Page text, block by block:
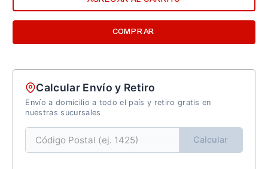
COMPRAR
Calcular Envío y Retiro
Envío a domicilio a todo el país y retiro gratis en
nuestras sucursales
Calcular